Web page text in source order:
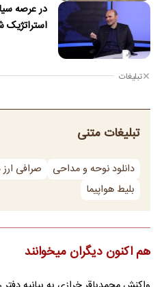
در عرصه
استراتژیک
تبلیغات
تبلیغات متنی
دانلود نوحه و مداحی صرافی
بلیط هواپیما
هم اکنون دیگران میخوانند